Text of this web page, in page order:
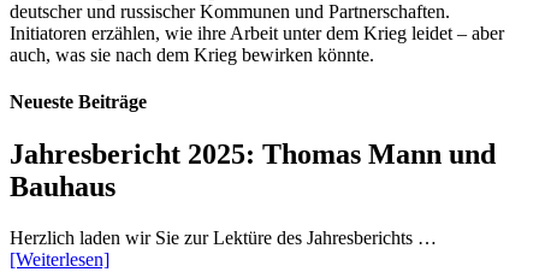
deutscher und russischer Kommunen und Partnerschaften.
Initiatoren erzählen, wie ihre Arbeit unter dem Krieg leidet – aber
auch, was sie nach dem Krieg bewirken könnte.
Neueste Beiträge
Jahresbericht 2025: Thomas Mann und
Bauhaus
Herzlich laden wir Sie zur Lektüre des Jahresberichts …
[Weiterlesen]